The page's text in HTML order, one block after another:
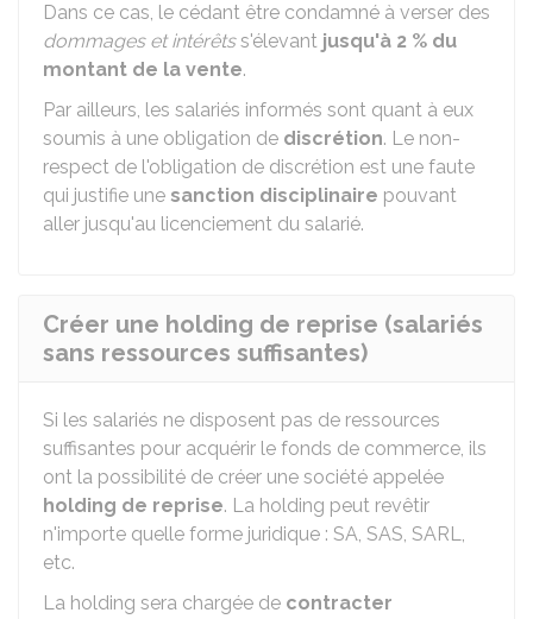
Dans ce cas, le cédant être condamné à verser des
dommages et intérêtss'élevant jusqu'à 2 % du
montant de la vente.
Par ailleurs, les salariés informés sont quant à eux
soumis à une obligation de discrétion. Le non-
respect de l'obligation de discrétion est une faute
qui justifie une sanction disciplinaire pouvant
aller jusqu'au licenciement du salarié.
Créer une holding de reprise (salariés
sans ressources suffisantes)
Si les salariés ne disposent pas de ressources
suffisantes pour acquérir le fonds de commerce, ils
ont la possibilité de créer une société appelée
holding de reprise. La holding peut revêtir
n'importe quelle forme juridique : SA, SAS, SARL,
etc.
La holding sera chargée de contracter